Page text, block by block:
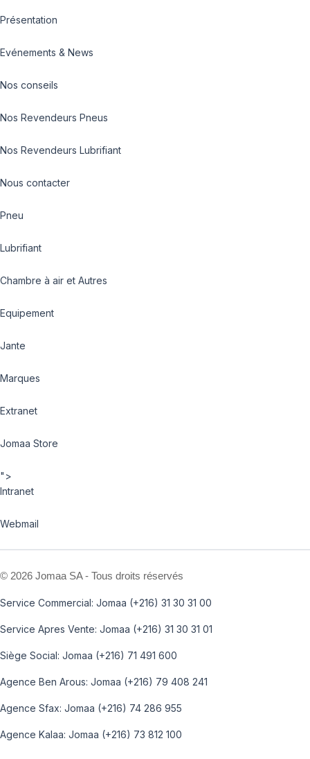
Présentation
Evénements & News
Nos conseils
Nos Revendeurs Pneus
Nos Revendeurs Lubrifiant
Nous contacter
Pneu
Lubrifiant
Chambre à air et Autres
Equipement
Jante
Marques
Extranet
Jomaa Store
">
Intranet
Webmail
© 2026 Jomaa SA - Tous droits réservés
Service Commercial: Jomaa (+216) 31 30 31 00
Service Apres Vente: Jomaa (+216) 31 30 31 01
Siège Social: Jomaa (+216) 71 491 600
Agence Ben Arous: Jomaa (+216) 79 408 241
Agence Sfax: Jomaa (+216) 74 286 955
Agence Kalaa: Jomaa (+216) 73 812 100